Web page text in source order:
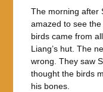
The morning after
amazed to see
birds came from
Liang’s hut. The
wrong. They saw
thought the birds
his bones.